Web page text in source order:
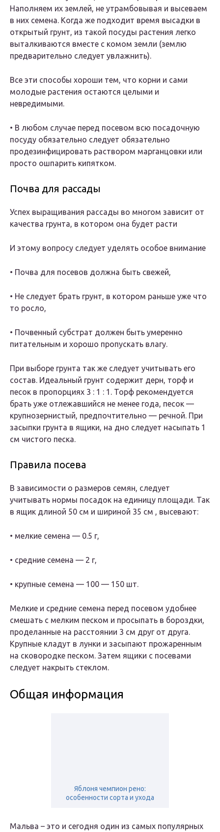
Наполняем их землей, не утрамбовывая и высеваем
в них семена. Когда же подходит время высадки в
открытый грунт, из такой посуды растения легко
выталкиваются вместе с комом земли (землю
предварительно следует увлажнить).
Все эти способы хороши тем, что корни и сами
молодые растения остаются целыми и
невредимыми.
• В любом случае перед посевом всю посадочную
посуду обязательно следует обязательно
продезинфицировать раствором марганцовки или
просто ошпарить кипятком.
Почва для рассады
Успех выращивания рассады во многом зависит от
качества грунта, в котором она будет расти
И этому вопросу следует уделять особое внимание
• Почва для посевов должна быть свежей,
• Не следует брать грунт, в котором раньше уже что
то росло,
• Почвенный субстрат должен быть умеренно
питательным и хорошо пропускать влагу.
При выборе грунта так же следует учитывать его
состав. Идеальный грунт содержит дерн, торф и
песок в пропорциях 3 : 1 : 1. Торф рекомендуется
брать уже отлежавшийся не менее года, песок —
крупнозернистый, предпочтительно — речной. При
засыпки грунта в ящики, на дно следует насыпать 1
см чистого песка.
Правила посева
В зависимости о размеров семян, следует
учитывать нормы посадок на единицу площади. Так
в ящик длиной 50 см и шириной 35 см , высевают:
• мелкие семена — 0.5 г,
• средние семена — 2 г,
• крупные семена — 100 — 150 шт.
Мелкие и средние семена перед посевом удобнее
смешать с мелким песком и просыпать в бороздки,
проделанные на расстоянии 3 см друг от друга.
Крупные кладут в лунки и засыпают прожаренным
на сковородке песком. Затем ящики с посевами
следует накрыть стеклом.
Общая информация
Яблоня чемпион рено:
особенности сорта и ухода
Мальва – это и сегодня один из самых популярных